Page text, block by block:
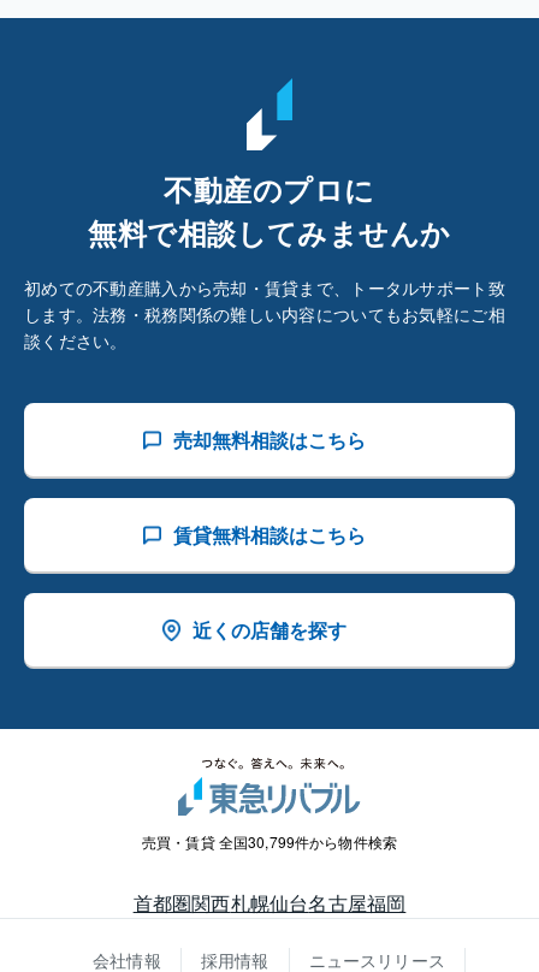
不動産のプロに
無料で相談してみませんか
初めての不動産購入から売却・賃貸まで、トータルサポート致
します。法務・税務関係の難しい内容についてもお気軽にご相
談ください。
売却無料相談はこちら
賃貸無料相談はこちら
近くの店舗を探す
売買・賃貸 全国30,799件から物件検索
首都圏関西札幌仙台名古屋福岡
会社情報 採用情報 ニュースリリース